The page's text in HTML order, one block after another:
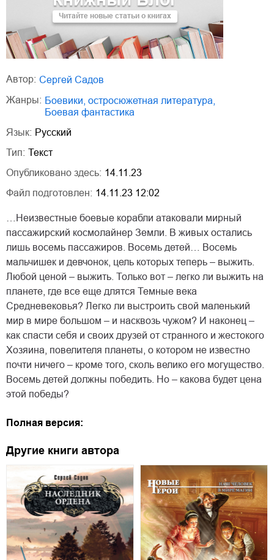
Читайте новые статьи о книгах
Автор:
Сергей Садов
Жанры:
боевики, остросюжетная литература,
боевая фантастика
Язык: Русский
Тип:
Текст
Опубликовано здесь: 14.11.23
Файл подготовлен: 14.11.23 12:02
…Неизвестные боевые корабли атаковали мирный
пассажирский космолайнер Земли. В живых остались
лишь восемь пассажиров. Восемь детей… Восемь
мальчишек и девчонок, цель которых теперь – выжить.
Любой ценой – выжить. Только вот – легко ли выжить на
планете, где все еще длятся Темные века
Средневековья? Легко ли выстроить свой маленький
мир в мире большом – и насквозь чужом? И наконец –
как спасти себя и своих друзей от странного и жестокого
Хозяина, повелителя планеты, о котором не известно
почти ничего – кроме того, сколь велико его могущество.
Восемь детей должны победить. Но – какова будет цена
этой победы?
Полная версия:
Другие книги автора